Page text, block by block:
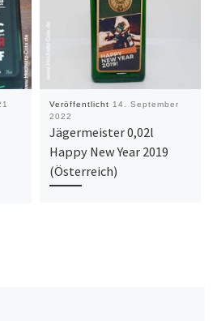
Veröffentlicht 14. September
2022
Jägermeister 0,02l
Happy New Year 2019
(Österreich)